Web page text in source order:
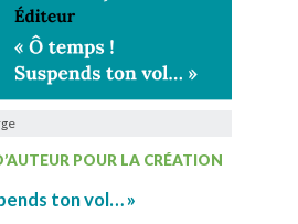
POUR LA CRÉATION
ton vol… »